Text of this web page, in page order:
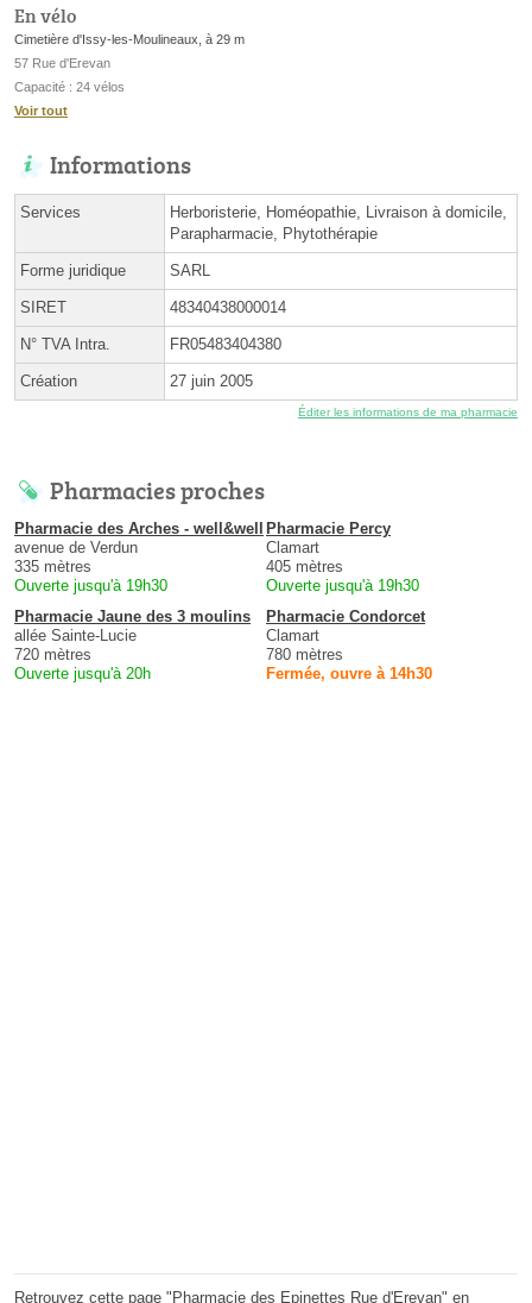
En vélo
Cimetière d'Issy-les-Moulineaux, à 29 m
57 Rue d'Erevan
Capacité : 24 vélos
Voir tout
Informations
Services
Herboristerie, Homéopathie, Livraison à domicile,
Parapharmacie, Phytothérapie
Forme juridique SARL
SIRET 48340438000014
N° TVA Intra. FR05483404380
Création 27 juin 2005
Éditer les informations de ma pharmacie
Pharmacies proches
Pharmacie des Arches - well&well
avenue de Verdun
335 mètres
Ouverte jusqu'à 19h30
Pharmacie Percy
Clamart
405 mètres
Ouverte jusqu'à 19h30
Pharmacie Jaune des 3 moulins
allée Sainte-Lucie
720 mètres
Ouverte jusqu'à 20h
Pharmacie Condorcet
Clamart
780 mètres
Fermée, ouvre à 14h30
Retrouvez cette page "Pharmacie des Epinettes Rue d'Erevan" en